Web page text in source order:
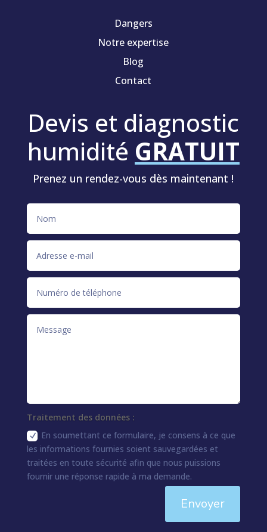
Dangers
Notre expertise
Blog
Contact
Devis et diagnostic
humidité GRATUIT
Prenez un rendez-vous dès maintenant !
Traitement des données :
En soumettant ce formulaire, je consens à ce que
les informations fournies soient sauvegardées et
traitées en toute sécurité afin que nous puissions
fournir une réponse rapide à ma demande.
Envoyer